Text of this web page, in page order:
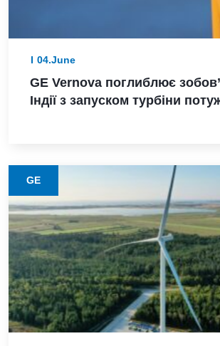
04.June
GE Vernova поглиблює
Індії з запуском турбіни
GE